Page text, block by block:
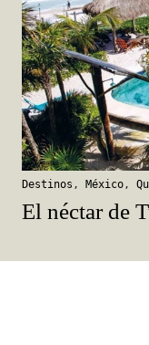
Destinos , México,
El néctar de